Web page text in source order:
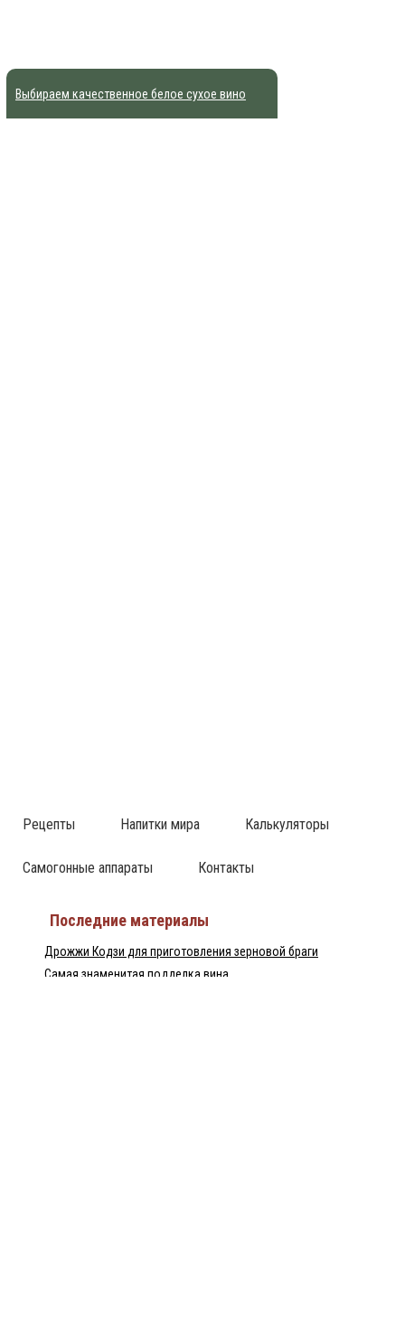
Выбираем качественное белое сухое вино
Рецепты Напитки мира Калькуляторы
Самогонные аппараты Контакты
Последние материалы
Дрожжи Кодзи для приготовления зерновой браги
Самая знаменитая подделка вина